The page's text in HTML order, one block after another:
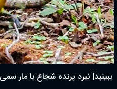
ببینید| نبرد پرنده شجاع با مار سمی